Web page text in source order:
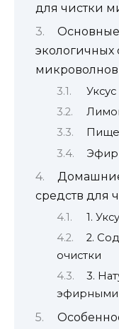
для чистки
экологичных
Уксус
средств для
1.
2.
очистки
3.
эфирными